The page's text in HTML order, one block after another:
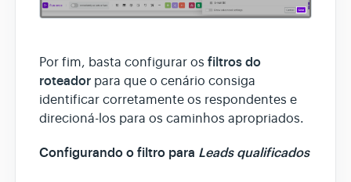
Por fim, basta configurar os filtros do
roteador para que o cenário consiga
identificar corretamente os respondentes e
direcioná-los para os caminhos apropriados.
Configurando o filtro para Leads qualificados